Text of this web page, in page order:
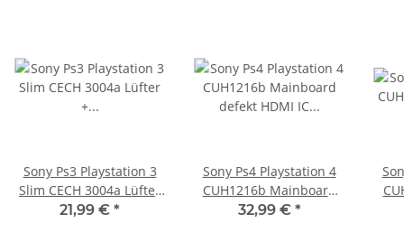
Sony Ps3 Playstation 3
Slim CECH 3004a Lüfter
+ Kühlkörper + Bleche +
21,99 € *
Sony Ps4 Playstation 4
CUH1216b Mainboard
defekt HDMI IC CHIP
32,99 € *